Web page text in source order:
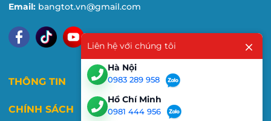
Email: bangtot.vn@gmail.com
THÔNG TIN
CHÍNH SÁCH
Liên hệ với chúng tôi
Hà Nội
0983 289 958
Hồ Chí Minh
0981 444 956